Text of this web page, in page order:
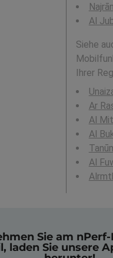
Najrān
Al
Siehe
Ihrer
Ar
Al
Al
Al
Sie am
laden Sie unsere